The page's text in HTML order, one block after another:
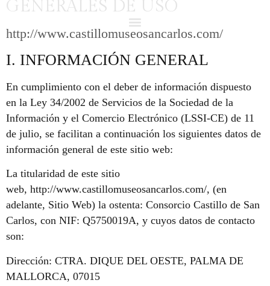
GENERALES DE USO
http://www.castillomuseosancarlos.com/
I. INFORMACIÓN GENERAL
En cumplimiento con el deber de información dispuesto
en la Ley 34/2002 de Servicios de la Sociedad de la
Información y el Comercio Electrónico (LSSI-CE) de 11
de julio, se facilitan a continuación los siguientes datos de
información general de este sitio web:
La titularidad de este sitio
web, http://www.castillomuseosancarlos.com/, (en
adelante, Sitio Web) la ostenta: Consorcio Castillo de San
Carlos, con NIF: Q5750019A, y cuyos datos de contacto
son:
Dirección: CTRA. DIQUE DEL OESTE, PALMA DE
MALLORCA, 07015